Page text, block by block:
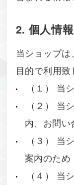
2. 個人情
当ショップ
目的で利用致
（１） 当
（２） 当
内、お問
（３） 当
案内のため
（４） 当